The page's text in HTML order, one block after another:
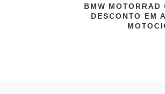
BMW MOTORRAD
DESCONTO EM